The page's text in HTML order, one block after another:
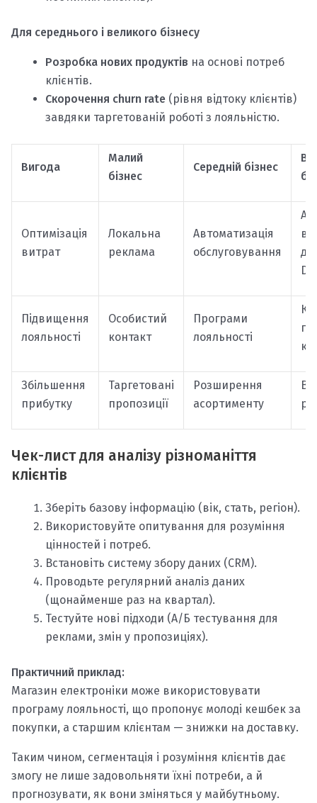
Для середнього і великого бізнесу
Розробка нових продуктів на основі потреб
клієнтів.
Скорочення churn rate (рівня відтоку клієнтів)
завдяки таргетованій роботі з лояльністю.
Вигода
Малий
бізнес
Середній бізнес
Оптимізація
витрат
Локальна
реклама
Автоматизація
обслуговування
Підвищення
лояльності
Особистий
контакт
Програми
лояльності
Збільшення
прибутку
Таргетовані
пропозиції
Розширення
асортименту
Чек-лист для аналізу різноманіття
клієнтів
Зберіть базову інформацію (вік, стать, регіон).
Використовуйте опитування для розуміння
цінностей і потреб.
Встановіть систему збору даних (CRM).
Проводьте регулярний аналіз даних
(щонайменше раз на квартал).
Тестуйте нові підходи (А/Б тестування для
реклами, змін у пропозиціях).
Практичний приклад:
Магазин електроніки може використовувати
програму лояльності, що пропонує молоді кешбек за
покупки, а старшим клієнтам — знижки на доставку.
Таким чином, сегментація і розуміння клієнтів дає
змогу не лише задовольняти їхні потреби, а й
прогнозувати, як вони зміняться у майбутньому.